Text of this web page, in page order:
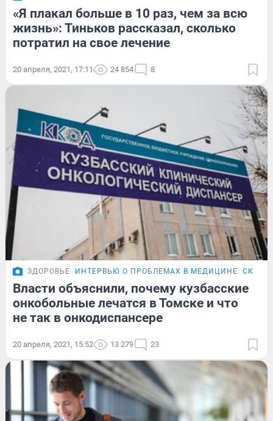
«Я плакал больше в 10 раз, чем за всю
жизнь»: Тиньков рассказал, сколько
потратил на свое лечение
20 апреля, 2021, 17:11 24 854 8
ЗДОРОВЬЕ ИНТЕРВЬЮ О ПРОБЛЕМАХ В МЕДИЦИНЕ
Власти объяснили, почему кузбасские
онкобольные лечатся в Томске и что
не так в онкодиспансере
20 апреля, 2021, 15:52 13 279 23